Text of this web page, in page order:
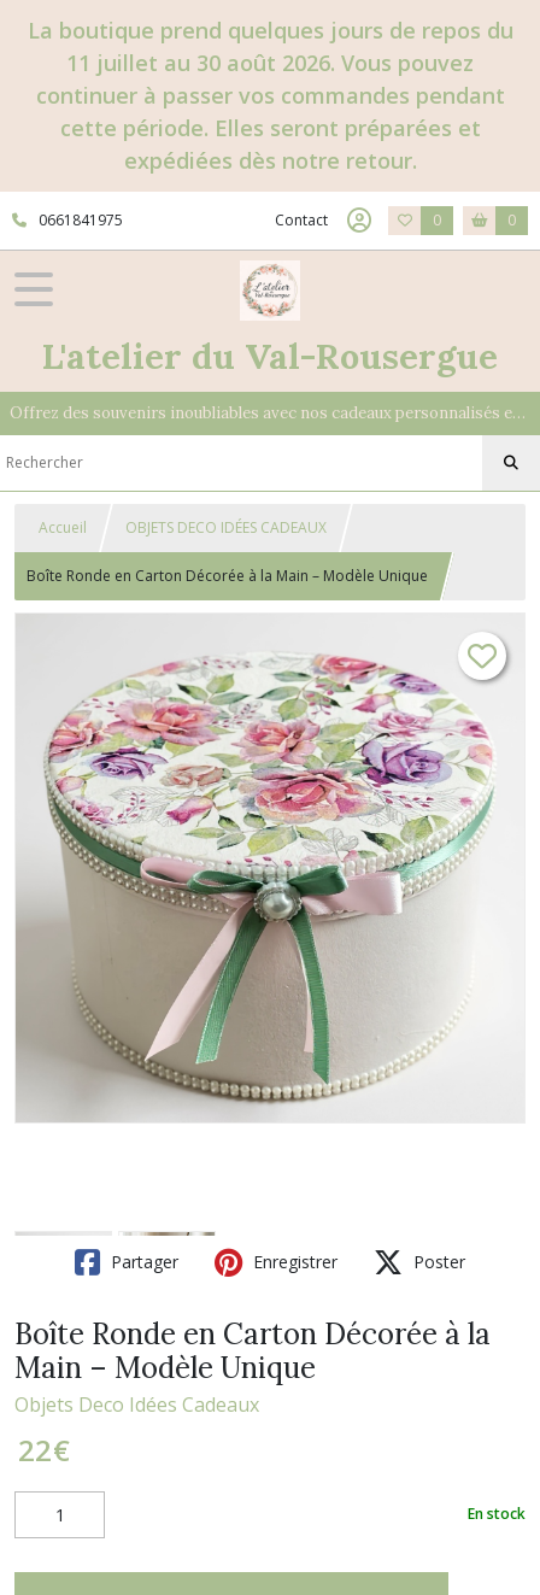
La boutique prend quelques jours de repos du
11 juillet au 30 août 2026. Vous pouvez
continuer à passer vos commandes pendant
cette période. Elles seront préparées et
expédiées dès notre retour.
0661841975 Contact 0 0
L'atelier du Val-Rousergue
Offrez des souvenirs inoubliables avec nos cadeaux personnalisés et uniques
Accueil OBJETS DECO IDÉES CADEAUX
Boîte Ronde en Carton Décorée à la Main – Modèle Unique
Partager Enregistrer Poster
Boîte Ronde en Carton Décorée à la
Main – Modèle Unique
Objets Deco Idées Cadeaux
22€
En stock